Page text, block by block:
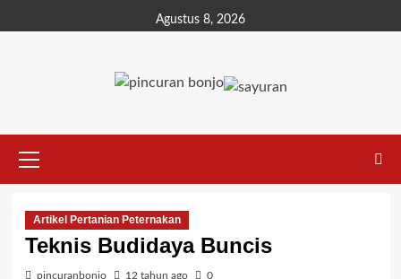
Agustus 8, 2026
Artikel Pertanian Peternakan
Teknis Budidaya Buncis
pincuranbonjo 12 tahun ago 0